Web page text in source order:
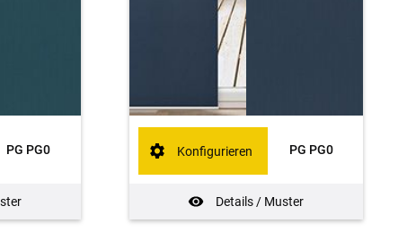
PG PG0 PG PG0
Details / Muster
Konfigurieren